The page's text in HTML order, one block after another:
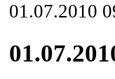
01.07.2010